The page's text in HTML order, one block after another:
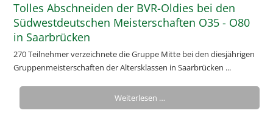
Tolles Abschneiden der BVR-Oldies bei den
Südwestdeutschen Meisterschaften O35 - O80
in Saarbrücken
270 Teilnehmer verzeichnete die Gruppe Mitte bei den diesjährigen
Gruppenmeisterschaften der Altersklassen in Saarbrücken ...
Weiterlesen …